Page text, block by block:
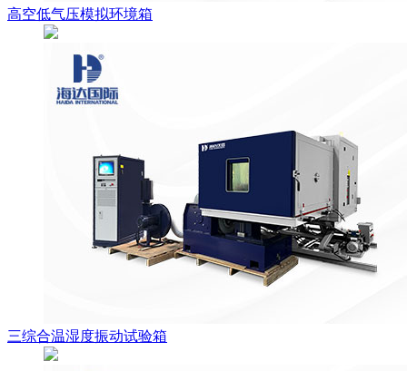
高空低气压模拟环境箱
三综合温湿度振动试验箱